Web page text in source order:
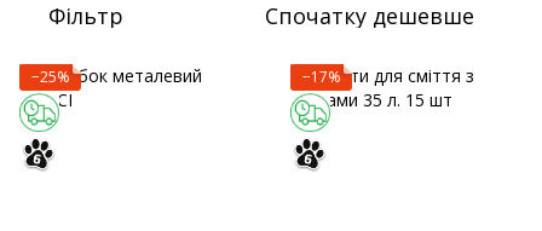
Фільтр Спочатку дешевше
−25% −17%